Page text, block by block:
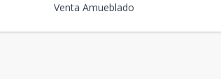
Venta Amueblado